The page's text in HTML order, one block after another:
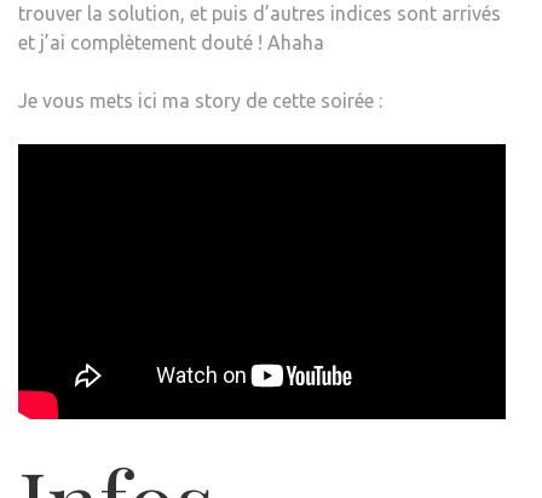
trouver la solution, et puis d’autres indices sont arrivés
et j’ai complètement douté ! Ahaha
Je vous mets ici ma story de cette soirée :